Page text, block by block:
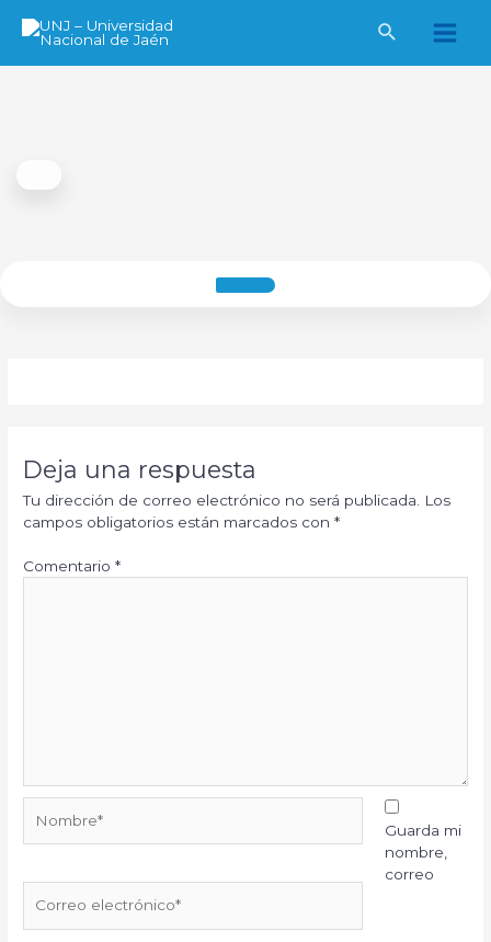
Main
Deja una respuesta
Tu dirección de correo electrónico no será publicada.
Los
campos obligatorios están marcados con*
Comentario*
electrónico*
Guarda mi
nombre,
correo